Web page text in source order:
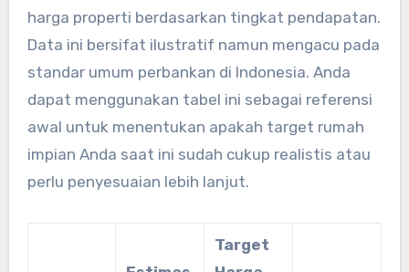
harga properti berdasarkan tingkat pendapatan.
Data ini bersifat ilustratif namun mengacu pada
standar umum perbankan di Indonesia. Anda
dapat menggunakan tabel ini sebagai referensi
awal untuk menentukan apakah target rumah
impian Anda saat ini sudah cukup realistis atau
perlu penyesuaian lebih lanjut.
Target